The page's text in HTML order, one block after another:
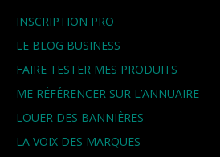
INSCRIPTION PRO
LE BLOG BUSINESS
FAIRE TESTER MES PRODUITS
ME RÉFÉRENCER SUR L’ANNUAIRE
LOUER DES BANNIÈRES
LA VOIX DES MARQUES